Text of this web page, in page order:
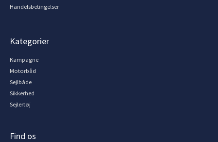
Handelsbetingelser
Kategorier
Kampagne
Motorbåd
Sejlbåde
Sikkerhed
Sejlertøj
Find os